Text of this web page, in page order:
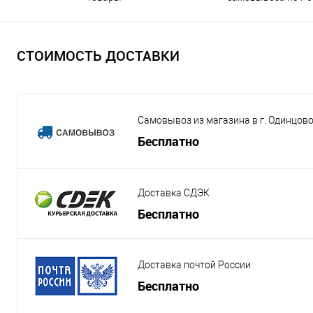
СТОИМОСТЬ ДОСТАВКИ
Самовывоз из магазина в г. Одинцово
Бесплатно
Доставка СДЭК
Бесплатно
Доставка почтой России
Бесплатно